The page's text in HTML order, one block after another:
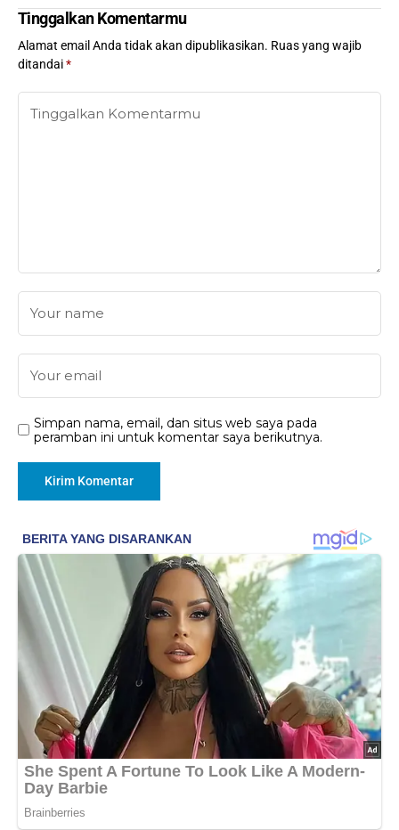
Tinggalkan Komentarmu
Alamat email Anda tidak akan dipublikasikan. Ruas yang wajib
ditandai*
Simpan nama, email, dan situs web saya pada
peramban ini untuk komentar saya berikutnya.